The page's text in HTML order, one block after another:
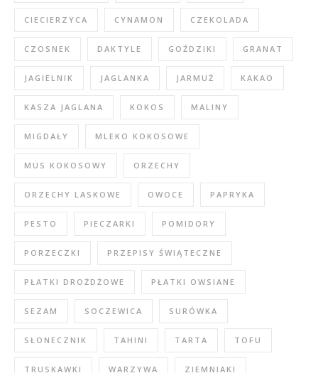
CIECIERZYCA CYNAMON CZEKOLADA
CZOSNEK DAKTYLE GOŹDZIKI GRANAT
JAGIELNIK JAGLANKA JARMUŻ KAKAO
KASZA JAGLANA KOKOS MALINY
MIGDAŁY MLEKO KOKOSOWE
MUS KOKOSOWY ORZECHY
ORZECHY LASKOWE OWOCE PAPRYKA
PESTO PIECZARKI POMIDORY
PORZECZKI PRZEPISY ŚWIĄTECZNE
PŁATKI DROŻDŻOWE PŁATKI OWSIANE
SEZAM SOCZEWICA SURÓWKA
SŁONECZNIK TAHINI TARTA TOFU
TRUSKAWKI WARZYWA ZIEMNIAKI